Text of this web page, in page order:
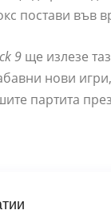
постави във
9 ще излезе
нови
партита